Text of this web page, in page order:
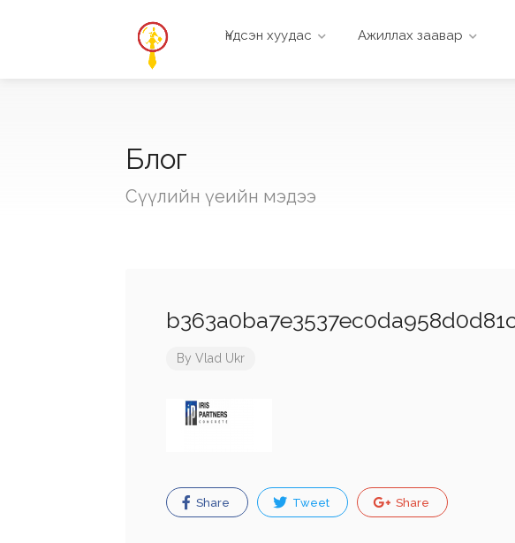
Үндсэн хуудас Ажиллах заавар
Блог
Сүүлийн үеийн мэдээ
By Vlad Ukr
Share Tweet Share